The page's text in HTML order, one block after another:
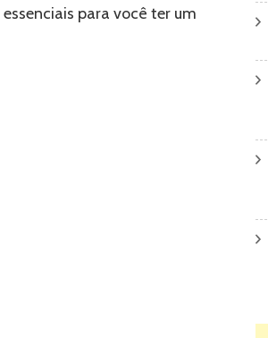
para você ter um